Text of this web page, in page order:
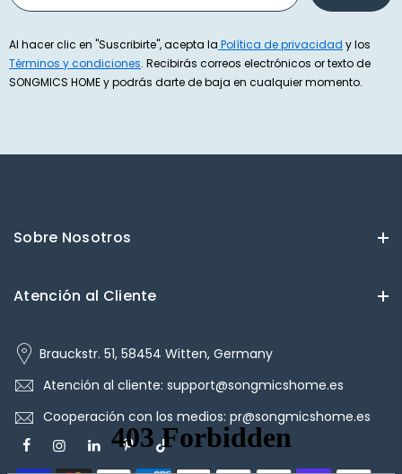
Al hacer clic en "Suscribirte", acepta la Política de privacidad y los
Términos y condiciones. Recibirás correos electrónicos or texto de
SONGMICS HOME y podrás darte de baja en cualquier momento.
Sobre Nosotros
Atención al Cliente
Brauckstr. 51, 58454 Witten, Germany
Atención al cliente: support@songmicshome.es
Cooperación con los medios: pr@songmicshome.es